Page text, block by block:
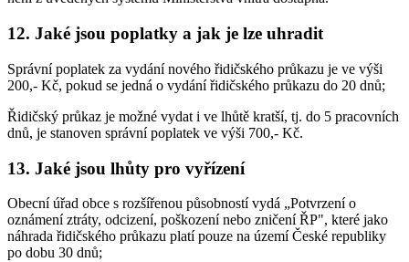
12. Jaké jsou poplatky a jak je lze uhradit
Správní poplatek za vydání nového řidičského průkazu je ve výši
200,- Kč, pokud se jedná o vydání řidičského průkazu do 20 dnů;
Řidičský průkaz je možné vydat i ve lhůtě kratší, tj. do 5 pracovních
dnů, je stanoven správní poplatek ve výši 700,- Kč.
13. Jaké jsou lhůty pro vyřízení
Obecní úřad obce s rozšířenou působností vydá „Potvrzení o
oznámení ztráty, odcizení, poškození nebo zničení ŘP", které jako
náhrada řidičského průkazu platí pouze na území České republiky
po dobu 30 dnů;